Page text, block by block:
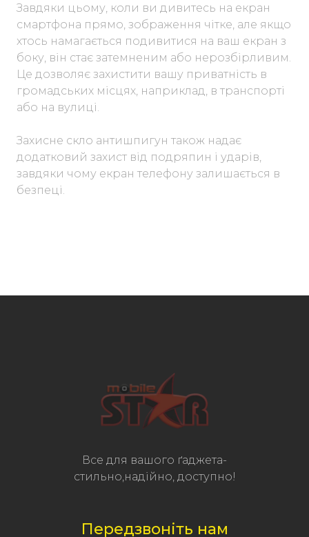
Завдяки цьому, коли ви дивитесь на екран
смартфона прямо, зображення чітке, але якщо
хтось намагається подивитися на ваш екран з
боку, він стає затемненим або нерозбірливим.
Це дозволяє захистити вашу приватність в
громадських місцях, наприклад, в транспорті
або на вулиці.
Захисне скло антишпигун також надає
додатковий захист від подряпин і ударів,
завдяки чому екран телефону залишається в
безпеці.
Все для вашого ґаджета-
стильно,надійно, доступно!
Передзвоніть нам